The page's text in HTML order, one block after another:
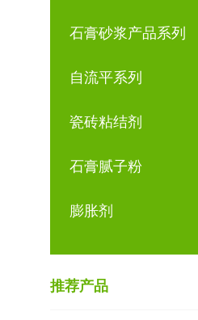
石膏砂浆产品系列
自流平系列
瓷砖粘结剂
石膏腻子粉
膨胀剂
推荐产品